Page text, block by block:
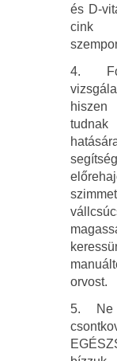
és D-
cink
4.
tudnak
orvost.
5. Ne